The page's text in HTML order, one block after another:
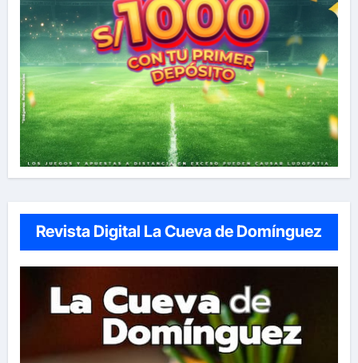
Revista Digital La Cueva de Domínguez